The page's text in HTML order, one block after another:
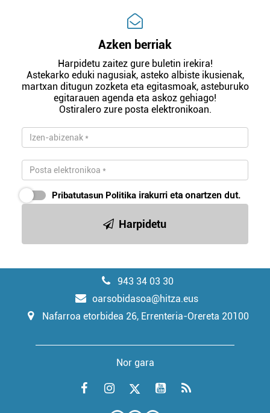
Azken berriak
Harpidetu zaitez gure buletin irekira!
Astekarko eduki nagusiak, asteko albiste ikusienak,
martxan ditugun zozketa eta egitasmoak, asteburuko
egitarauen agenda eta askoz gehiago!
Ostiralero zure posta elektronikoan.
Pribatutasun Politika irakurri eta onartzen dut.
Harpidetu
943 34 03 30
oarsobidasoa@hitza.eus
Nafarroa etorbidea 26, Errenteria-Orereta 20100
Nor gara